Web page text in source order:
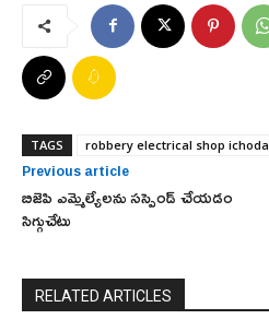
TAGS robbery electrical shop ichoda
Previous article
బిజెపి ఎమ్మెల్యేలను సస్పెండ్ చేయడం
సిగ్గుచేటు
RELATED ARTICLES